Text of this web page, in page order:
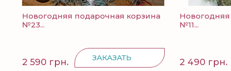
Новогодняя подарочная корзина
№23...
2 590 грн. ЗАКАЗАТЬ
№11...
2 490 грн.